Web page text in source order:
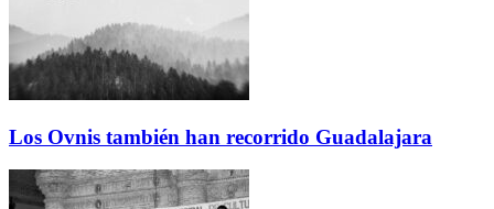
Los Ovnis también han recorrido Guadalajara